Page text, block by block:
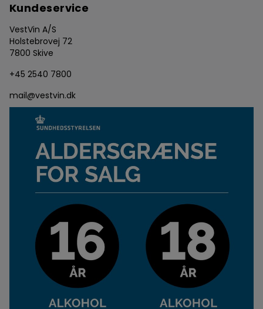
Kundeservice
VestVin A/S
Holstebrovej 72
7800 Skive
+45 2540 7800
mail@vestvin.dk